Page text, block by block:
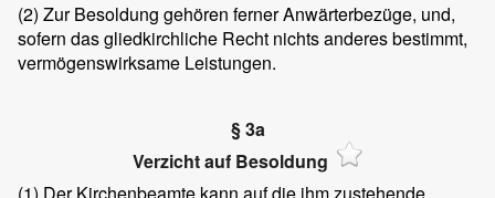
(2) Zur Besoldung gehören ferner Anwärterbezüge, und,
sofern das gliedkirchliche Recht nichts anderes bestimmt,
vermögenswirksame Leistungen.
§ 3a
Verzicht auf Besoldung
(1) Der Kirchenbeamte kann auf die ihm zustehende